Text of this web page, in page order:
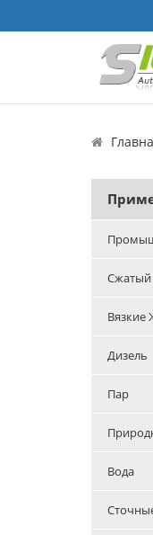
Сжатый
Вязкие
Дизель
Пар
Вода